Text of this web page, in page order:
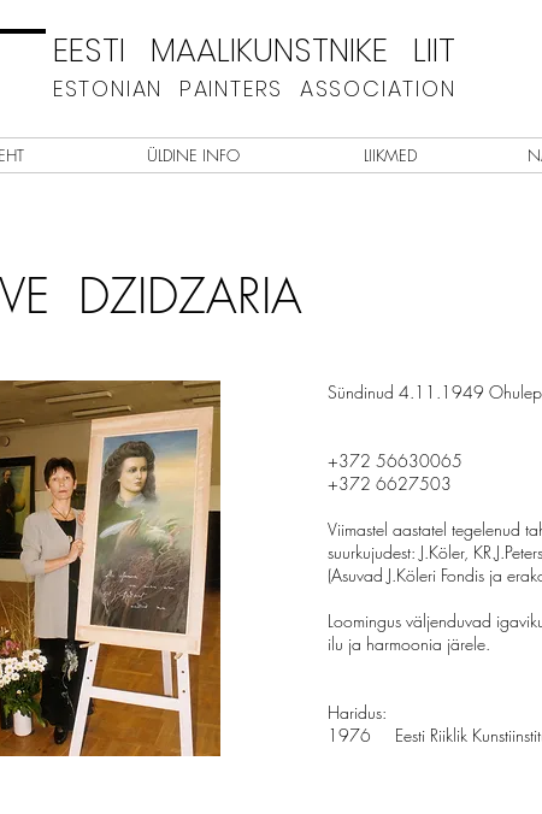
EESTI MAALIKUNSTNIKE LIIT
ESTONIAN PAINTERS ASSOCIATION
ÜLDINE INFO LIIKMED
DZIDZARIA
Sündinud 4.11.1949
+372 56630065
+372 6627503
Viimastel aastatel tegelenud
suurkujudest: J.Köler,
(Asuvad J.Köleri Fondis ja
Loomingus väljenduvad
ilu ja harmoonia järele.
Haridus:
1976 Eesti Riiklik